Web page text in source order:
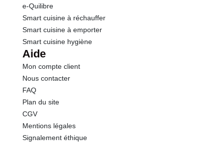
e-Quilibre
Smart cuisine à réchauffer
Smart cuisine à emporter
Smart cuisine hygiène
Aide
Mon compte client
Nous contacter
FAQ
Plan du site
CGV
Mentions légales
Signalement éthique